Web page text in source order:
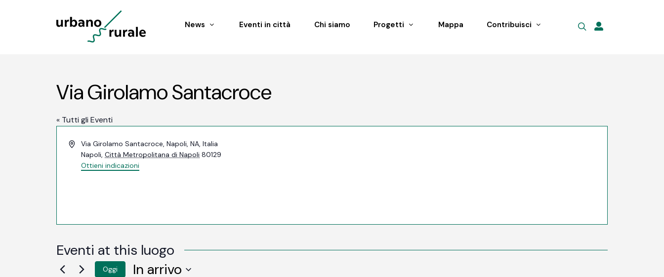
News Eventi in città Chi siamo Progetti Mappa Contribuisci
Via Girolamo Santacroce
« Tutti gli Eventi
IndirizzoVia Girolamo Santacroce, Napoli, NA, Italia
Napoli, Città Metropolitana di Napoli 80129
Ottieni indicazioni
Eventi at this luogo
Oggi In arrivo